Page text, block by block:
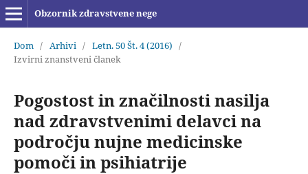
Obzornik zdravstvene nege
Dom / Arhivi / Letn. 50 Št. 4 (2016) /
Izvirni znanstveni članek
Pogostost in značilnosti nasilja
nad zdravstvenimi delavci na
področju nujne medicinske
pomoči in psihiatrije